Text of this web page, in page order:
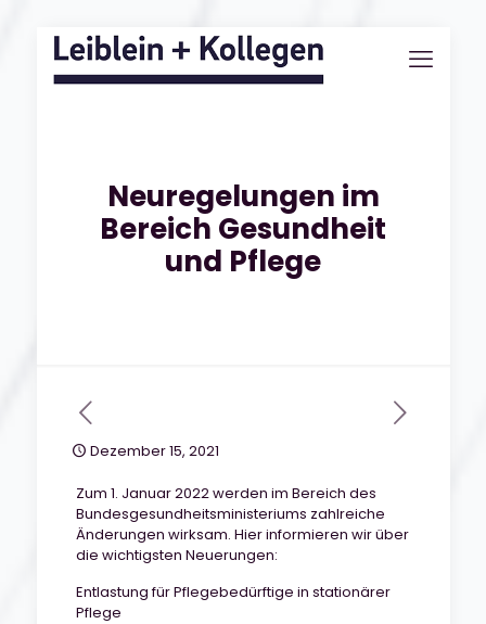
Neuregelungen im
Bereich Gesundheit
und Pflege
Dezember 15, 2021
Zum 1. Januar 2022 werden im Bereich des
Bundesgesundheitsministeriums zahlreiche
Änderungen wirksam. Hier informieren wir über
die wichtigsten Neuerungen:
Entlastung für Pflegebedürftige in stationärer
Pflege